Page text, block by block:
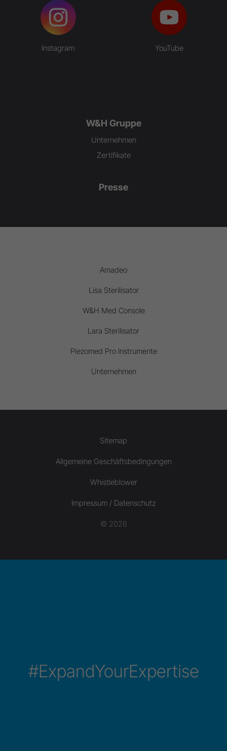
Instagram YouTube
W&H Gruppe
Unternehmen
Zertifikate
Presse
Amadeo
Lisa Sterilisator
W&H Med Console
Lara Sterilisator
Piezomed Pro Instrumente
Unternehmen
Sitemap
Allgemeine Geschäftsbedingungen
Whistleblower
Impressum / Datenschutz
© 2026
#ExpandYourExpertise